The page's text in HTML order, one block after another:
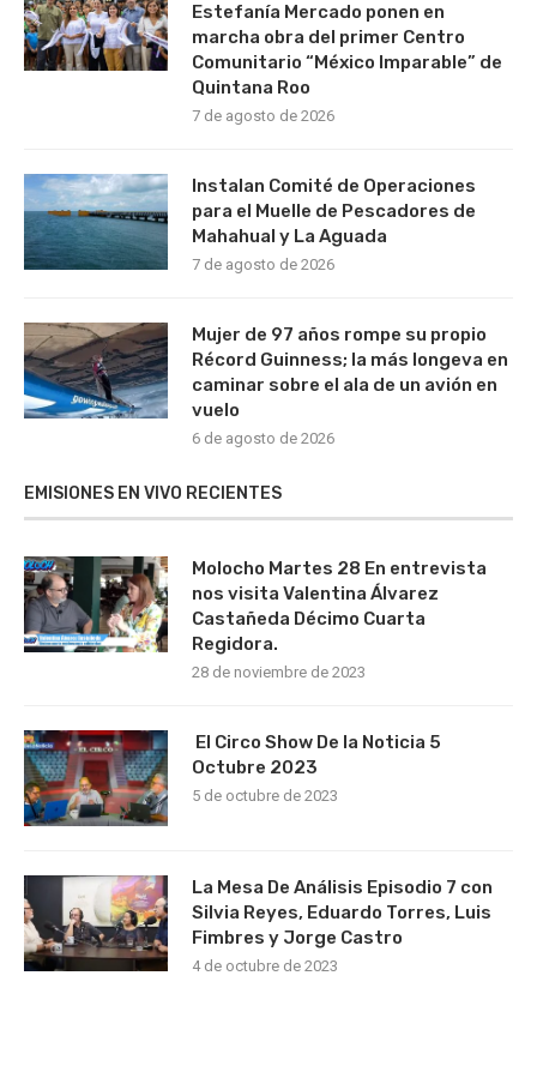
Estefanía Mercado ponen en
marcha obra del primer Centro
Comunitario “México Imparable” de
Quintana Roo
7 de agosto de 2026
Instalan Comité de Operaciones
para el Muelle de Pescadores de
Mahahual y La Aguada
7 de agosto de 2026
Mujer de 97 años rompe su propio
Récord Guinness; la más longeva en
caminar sobre el ala de un avión en
vuelo
6 de agosto de 2026
EMISIONES EN VIVO RECIENTES
Molocho Martes 28 En entrevista
nos visita Valentina Álvarez
Castañeda Décimo Cuarta
Regidora.
28 de noviembre de 2023
El Circo Show De la Noticia 5
Octubre 2023
5 de octubre de 2023
La Mesa De Análisis Episodio 7 con
Silvia Reyes, Eduardo Torres, Luis
Fimbres y Jorge Castro
4 de octubre de 2023